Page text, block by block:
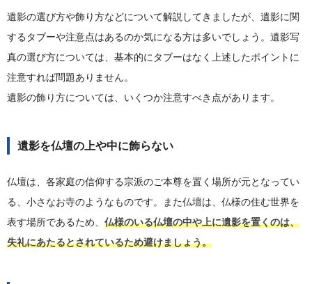
遺影の選び方や飾り方などについて解説してきましたが、遺影に関
するタブーや注意点はあるのか気になる方は多いでしょう。遺影写
真の選び方については、基本的にタブーはなく上述したポイントに
注意すれば問題ありません。
遺影の飾り方については、いくつか注意すべき点があります。
遺影を仏壇の上や中に飾らない
仏壇は、各家庭の信仰する宗派のご本尊を置く場所が元となってい
る、小さなお寺のようなものです。また仏壇は、仏様の住む世界を
表す場所であるため、 仏様のいる仏壇の中や上に遺影を置くのは、
失礼にあたるとされているため避けましょう。